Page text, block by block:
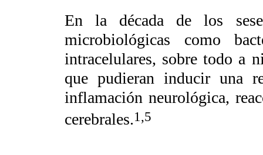
En la década de los
microbiológicas como
intracelulares, sobre todo a
que pudieran inducir una
inflamación neurológica,
cerebrales.1,5